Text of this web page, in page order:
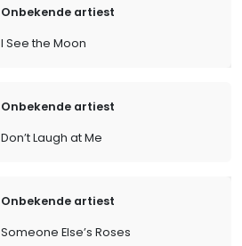
Onbekende artiest
I See the Moon
Onbekende artiest
Don’t Laugh at Me
Onbekende artiest
Someone Else’s Roses